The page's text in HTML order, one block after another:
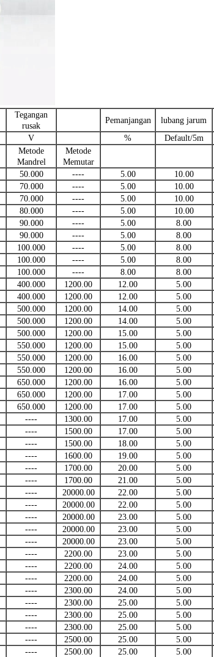
Tegangan
rusak
Pemanjangan lubang jarum
V % Default/5m
Metode
Mandrel
Metode
Memutar
50.000 ---- 5.00 10.00
70.000 ---- 5.00 10.00
70.000 ---- 5.00 10.00
80.000 ---- 5.00 10.00
90.000 ---- 5.00 8.00
90.000 ---- 5.00 8.00
100.000 ---- 5.00 8.00
100.000 ---- 5.00 8.00
100.000 ---- 8.00 8.00
400.000 1200.00 12.00 5.00
400.000 1200.00 12.00 5.00
500.000 1200.00 14.00 5.00
500.000 1200.00 14.00 5.00
500.000 1200.00 15.00 5.00
550.000 1200.00 15.00 5.00
550.000 1200.00 16.00 5.00
550.000 1200.00 16.00 5.00
650.000 1200.00 16.00 5.00
650.000 1200.00 17.00 5.00
650.000 1200.00 17.00 5.00
---- 1300.00 17.00 5.00
---- 1500.00 17.00 5.00
---- 1500.00 18.00 5.00
---- 1600.00 19.00 5.00
---- 1700.00 20.00 5.00
---- 1700.00 21.00 5.00
---- 20000.00 22.00 5.00
---- 20000.00 22.00 5.00
---- 20000.00 23.00 5.00
---- 20000.00 23.00 5.00
---- 20000.00 23.00 5.00
---- 2200.00 23.00 5.00
---- 2200.00 24.00 5.00
---- 2200.00 24.00 5.00
---- 2300.00 24.00 5.00
---- 2300.00 25.00 5.00
---- 2300.00 25.00 5.00
---- 2300.00 25.00 5.00
---- 2500.00 25.00 5.00
---- 2500.00 25.00 5.00